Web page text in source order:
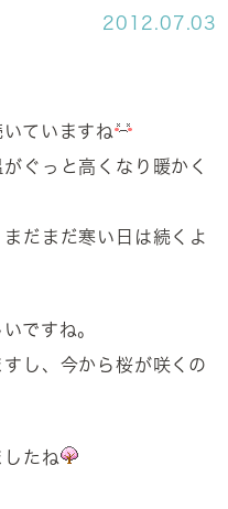
2012.07.03
ていますね
ぐっと高くなり暖かく
だまだ寒い日は続くよ
ですね。
し、今から桜が咲くの
たね